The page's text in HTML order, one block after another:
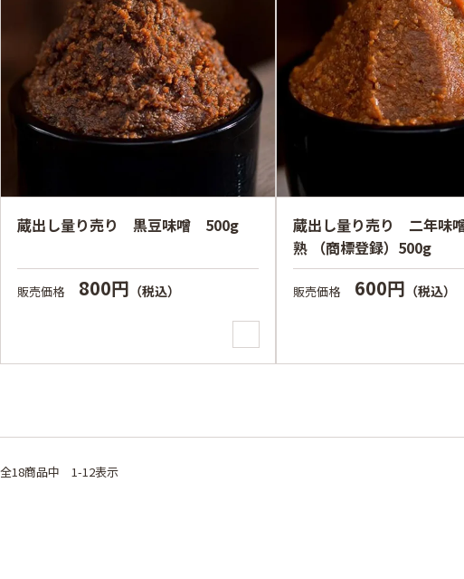
蔵出し量り売り 黒豆味噌 500g
販売価格 800円 （税込）
蔵出し量り売り 二年味
熟 （商標登録）500g
販売価格 600円 （税込）
全18商品中 1-12表示